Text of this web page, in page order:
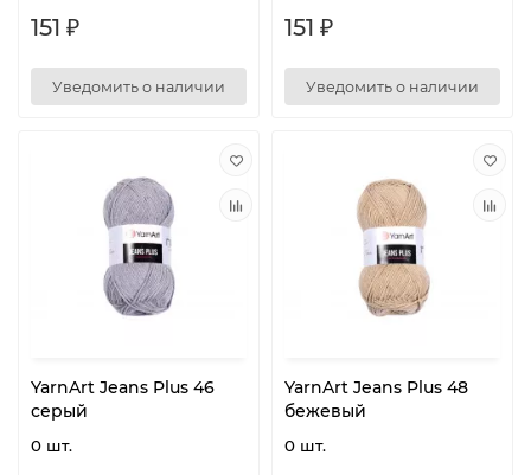
151 ₽
Уведомить о наличии
151 ₽
Уведомить о наличии
YarnArt Jeans Plus 46
серый
0 шт.
YarnArt Jeans Plus 48
бежевый
0 шт.